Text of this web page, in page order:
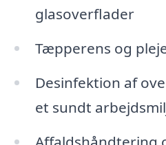
glasoverflader
Tæpperens og
Desinfektion af
et sundt